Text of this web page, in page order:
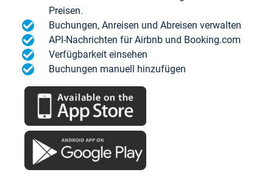
Preisen.
Buchungen, Anreisen und Abreisen verwalten
API-Nachrichten für Airbnb und Booking.com
Verfügbarkeit einsehen
Buchungen manuell hinzufügen